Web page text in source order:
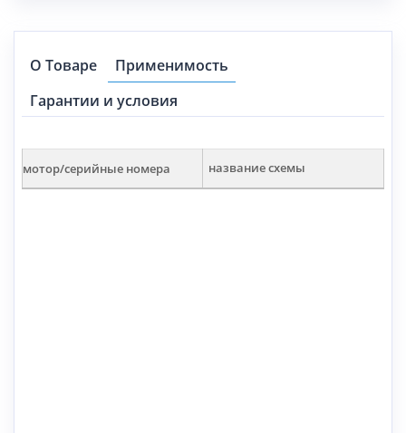
О Товаре
Применимость
Гарантии и условия
мотор/серийные номера название схемы